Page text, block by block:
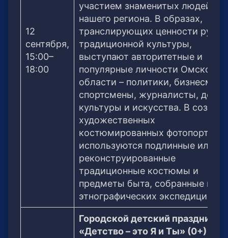
12
сентября,
15:00–
18:00
участием знаменитых людей
нашего региона. В образах,
транслирующих ценности
традиционной культуры,
выступают авторитетные и
популярные личности Омской
области – политики,
спортсмены, журналисты,
культуры и искусства. В
художественных
костюмированных
используются подлинные или
реконструированные
традиционные костюмы и
предметы быта, собранные в
этнографических экспедиций.
Городской детский праздник
«Детство – это Я и Ты» (0+)